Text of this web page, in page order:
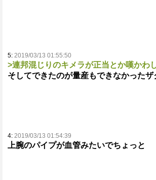
5: 2019/03/13 01:55:50
>連邦混じりのキメラが正当とか嘆かわ
そしてできたのが量産もできなかった
4: 2019/03/13 01:54:39
上腕のパイプが血管みたいでちょっと